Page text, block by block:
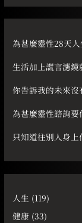
關
字
為甚麼靈性28天
生活加上謊言濾鏡
你告訴我的未來
為甚麼靈性諮詢要
只知道往別人身
人生 (119)
健康 (33)